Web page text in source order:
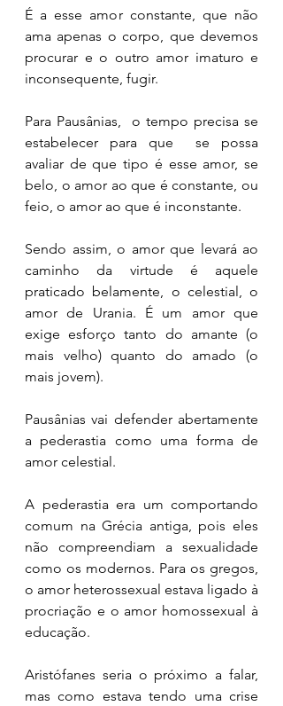
É a esse amor constante, que não
ama apenas o corpo, que devemos
procurar e o outro amor imaturo e
inconsequente, fugir.
Para Pausânias,  o tempo precisa se
estabelecer para que  se possa
avaliar de que tipo é esse amor, se
belo, o amor ao que é constante, ou
feio, o amor ao que é inconstante.
Sendo assim, o amor que levará ao
caminho da virtude é aquele
praticado belamente, o celestial, o
amor de Urania. É um amor que
exige esforço tanto do amante (o
mais velho) quanto do amado (o
mais jovem).
Pausânias vai defender abertamente
a pederastia como uma forma de
amor celestial.
A pederastia era um comportando
comum na Grécia antiga, pois eles
não compreendiam a sexualidade
como os modernos. Para os gregos,
o amor heterossexual estava ligado à
procriação e o amor homossexual à
educação.
Aristófanes seria o próximo a falar,
mas como estava tendo uma crise